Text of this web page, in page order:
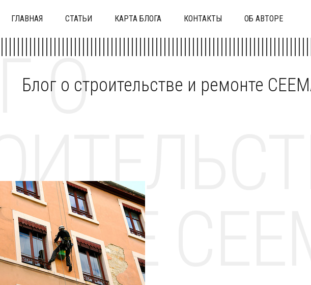
ГЛАВНАЯ СТАТЬИ КАРТА БЛОГА КОНТАКТЫ ОБ АВТОРЕ
Блог о строительстве и ремонте
О